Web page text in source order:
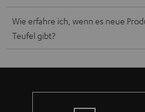
Wie erfahre ich, wenn es neue
Teufel gibt?